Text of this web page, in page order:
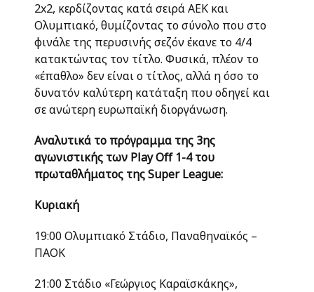
2x2, κερδίζοντας κατά σειρά ΑΕΚ και
Ολυμπιακό, θυμίζοντας το σύνολο που στο
φινάλε της περυσινής σεζόν έκανε το 4/4
κατακτώντας τον τίτλο. Φυσικά, πλέον το
«έπαθλο» δεν είναι ο τίτλος, αλλά η όσο το
δυνατόν καλύτερη κατάταξη που οδηγεί και
σε ανώτερη ευρωπαϊκή διοργάνωση.
Αναλυτικά το πρόγραμμα της 3ης
αγωνιστικής των Play Off 1-4 του
πρωταθλήματος της Super League:
Κυριακή
19:00 Ολυμπιακό Στάδιο, Παναθηναϊκός –
ΠΑΟΚ
21:00 Στάδιο «Γεώργιος Καραϊσκάκης»,